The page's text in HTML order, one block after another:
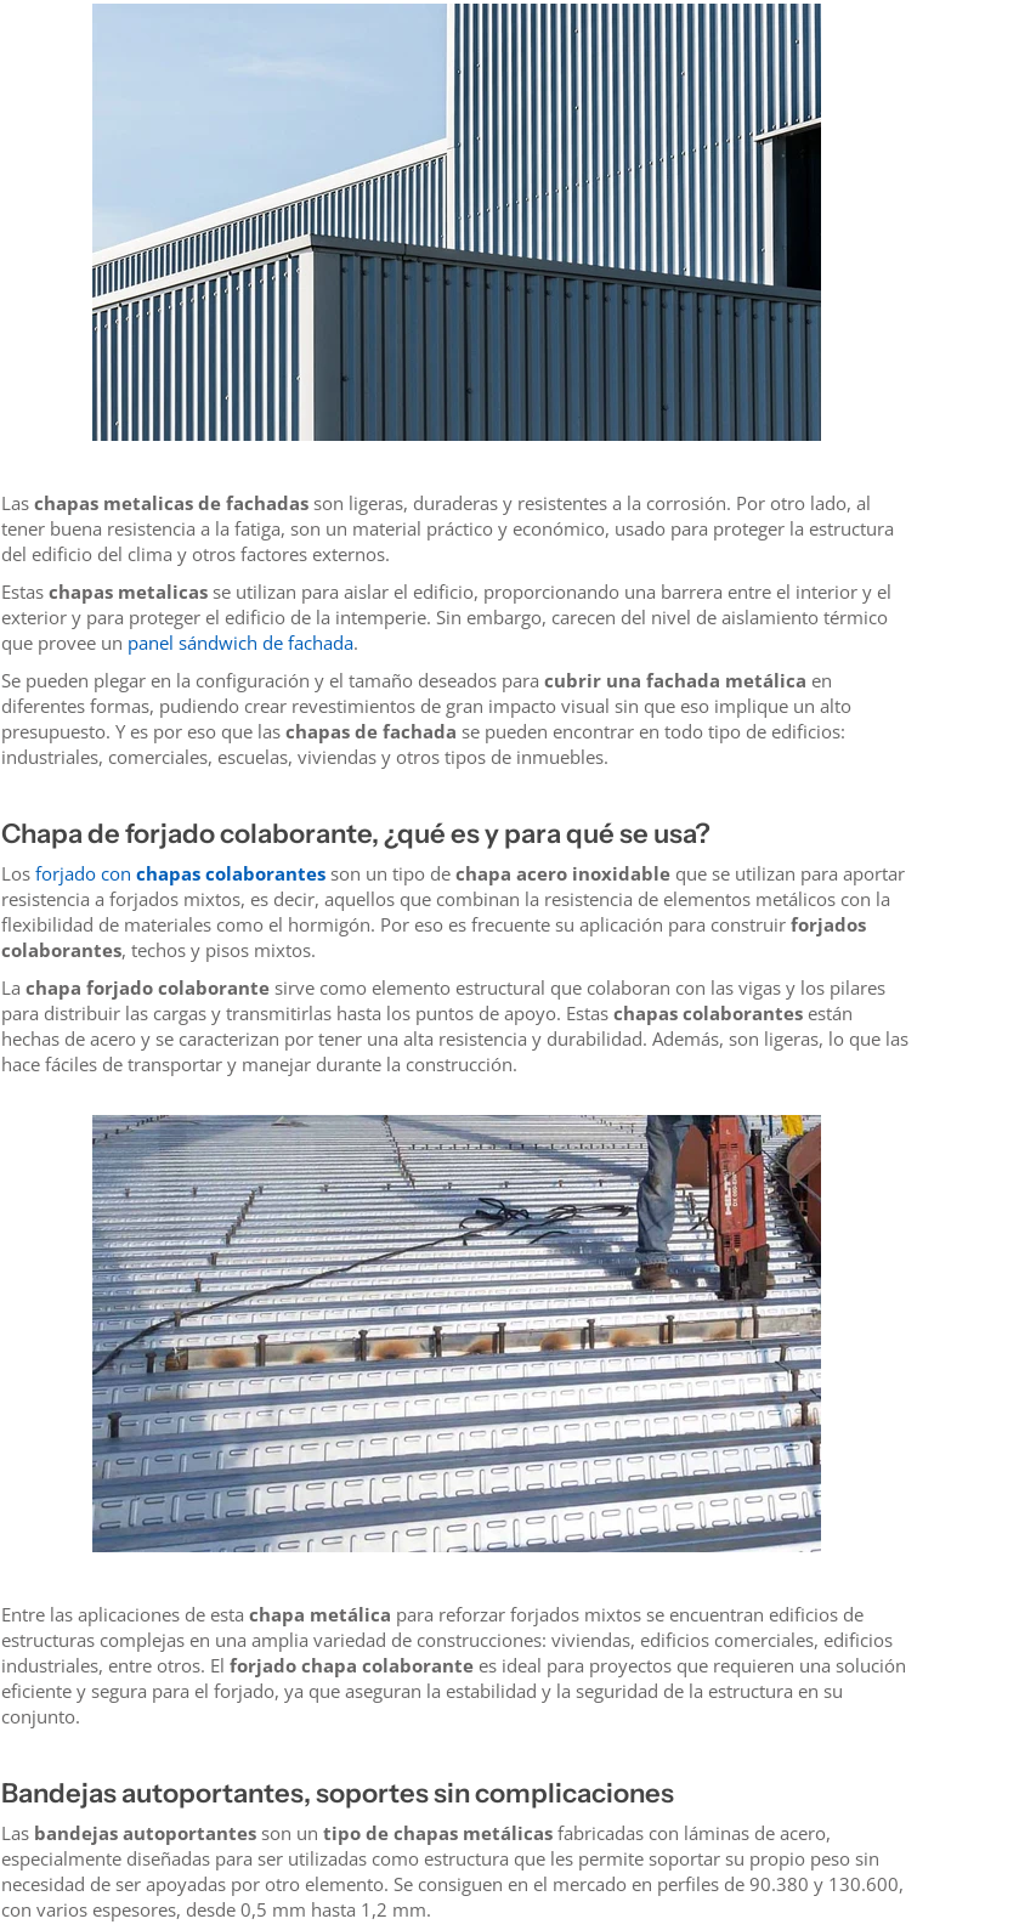
Las chapas metalicas de fachadas son ligeras, duraderas y resistentes a la corrosión. Por otro lado, al
tener buena resistencia a la fatiga, son un material práctico y económico, usado para proteger la estructura
del edificio del clima y otros factores externos.
Estas chapas metalicas se utilizan para aislar el edificio, proporcionando una barrera entre el interior y el
exterior y para proteger el edificio de la intemperie. Sin embargo, carecen del nivel de aislamiento térmico
que provee un panel sándwich de fachada.
Se pueden plegar en la configuración y el tamaño deseados para cubrir una fachada metálica en
diferentes formas, pudiendo crear revestimientos de gran impacto visual sin que eso implique un alto
presupuesto. Y es por eso que las chapas de fachada se pueden encontrar en todo tipo de edificios:
industriales, comerciales, escuelas, viviendas y otros tipos de inmuebles.
Chapa de forjado colaborante, ¿qué es y para qué se usa?
Los forjado con chapas colaborantes son un tipo de chapa acero inoxidable que se utilizan para aportar
resistencia a forjados mixtos, es decir, aquellos que combinan la resistencia de elementos metálicos con la
flexibilidad de materiales como el hormigón. Por eso es frecuente su aplicación para construir forjados
colaborantes, techos y pisos mixtos.
La chapa forjado colaborante sirve como elemento estructural que colaboran con las vigas y los pilares
para distribuir las cargas y transmitirlas hasta los puntos de apoyo. Estas chapas colaborantes están
hechas de acero y se caracterizan por tener una alta resistencia y durabilidad. Además, son ligeras, lo que las
hace fáciles de transportar y manejar durante la construcción.
Entre las aplicaciones de esta chapa metálica para reforzar forjados mixtos se encuentran edificios de
estructuras complejas en una amplia variedad de construcciones: viviendas, edificios comerciales, edificios
industriales, entre otros. El forjado chapa colaborante es ideal para proyectos que requieren una solución
eficiente y segura para el forjado, ya que aseguran la estabilidad y la seguridad de la estructura en su
conjunto.
Bandejas autoportantes, soportes sin complicaciones
Las bandejas autoportantes son un tipo de chapas metálicas fabricadas con láminas de acero,
especialmente diseñadas para ser utilizadas como estructura que les permite soportar su propio peso sin
necesidad de ser apoyadas por otro elemento. Se consiguen en el mercado en perfiles de 90.380 y 130.600,
con varios espesores, desde 0,5 mm hasta 1,2 mm.